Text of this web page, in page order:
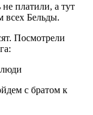
платили, а тут
всех Бельды.
Посмотрели
с братом к